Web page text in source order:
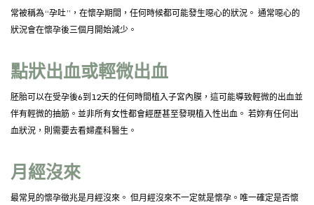
常被稱為“孕吐”，在懷孕期間，任何時候都可能發生噁心的狀況。 通常噁心的
狀況會在懷孕後三個月開始減少。
點狀出血或輕微出血
胚胎可以在受孕後6到12天的任何時間植入子宮內膜，這可能導致輕微的出血並
伴有輕微的抽筋。並非所有女性都會經歷甚至發現植入性出血。 若妳有任何出
血狀況，則需要去看婦產科醫生。
月經沒來
最常見的懷孕徵兆是月經沒來。 但月經沒來不一定就是懷孕。唯一確定是否懷